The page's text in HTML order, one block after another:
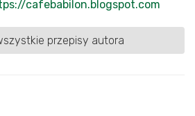
cafebabilon.blogspot.com
przepisy autora